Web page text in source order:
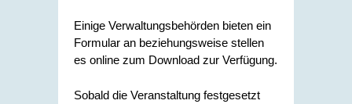
Einige Verwaltungsbehörden bieten ein
Formular an beziehungsweise stellen
es online zum Download zur Verfügung.
Sobald die Veranstaltung festgesetzt